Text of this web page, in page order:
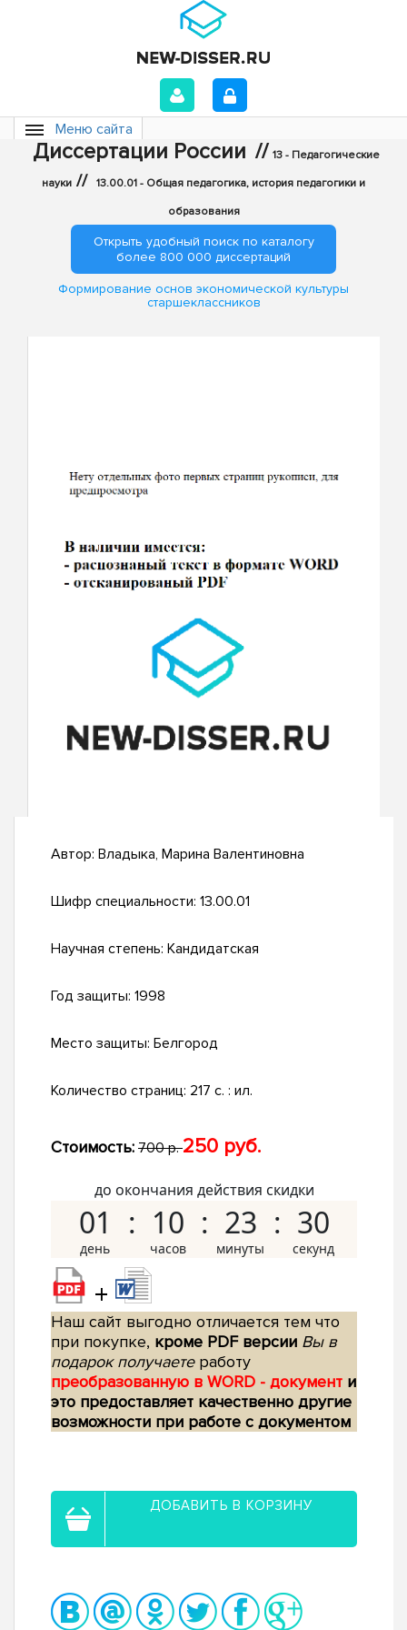
Меню сайта
Диссертации России // 13 - Педагогические
науки // 13.00.01 - Общая педагогика, история педагогики и
образования
Открыть удобный поиск по каталогу
более 800 000 диссертаций
Формирование основ экономической культуры
старшеклассников
Автор: Владыка, Марина Валентиновна
Шифр специальности: 13.00.01
Научная степень: Кандидатская
Год защиты: 1998
Место защиты: Белгород
Количество страниц: 217 с. : ил.
Стоимость: 700 р.250 руб.
до окончания действия скидки
01 10 23 29
+
Наш сайт выгодно отличается тем что
при покупке, кроме PDF версии Вы в
подарок получаетеработу
преобразованную в WORD - документ и
это предоставляет качественно другие
возможности при работе с документом
ДОБАВИТЬ В КОРЗИНУ